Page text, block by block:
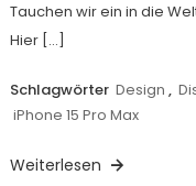
Tauchen wir ein in die
Hier […]
Schlagwörter Design ,
iPhone 15 Pro Max
Weiterlesen